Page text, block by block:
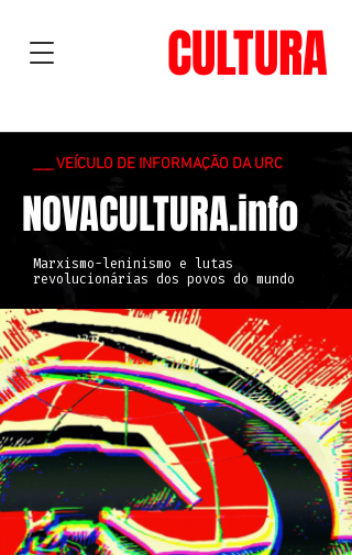
CULTURA
___ VEÍCULO DE INFORMAÇÃO DA URC
NOVACULTURA.info
Marxismo-leninismo e lutas
revolucionárias dos povos do mundo